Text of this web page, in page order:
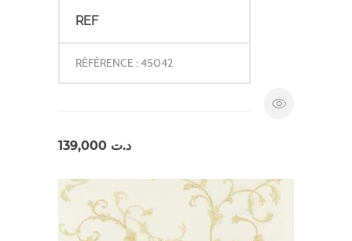
REF
RÉFÉRENCE : 45042
د.ت